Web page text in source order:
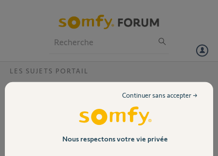
Volet
LES SUJETS PORTAIL
actuellement j'ai 2 keygo io mais le
crois lire qu'elle se termine en A
Nous respectons votre vie privée
Continuer sans accepter →